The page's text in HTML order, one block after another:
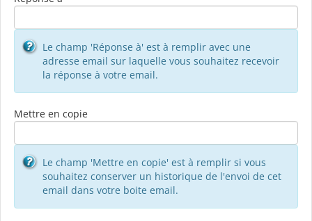
Le champ 'Réponse à' est à remplir avec une
adresse email sur laquelle vous souhaitez recevoir
la réponse à votre email.
Mettre en copie
Le champ 'Mettre en copie' est à remplir si vous
souhaitez conserver un historique de l'envoi de cet
email dans votre boite email.